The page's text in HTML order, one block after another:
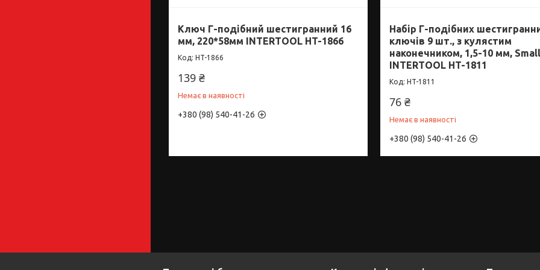
Ключ Г-подібний шестигранний 16
мм, 220*58мм INTERTOOL HT-1866
HT-1866
139 ₴
Немає в наявності
+380 (98) 540-41-26
Набір Г-подібних
ключів 9 шт., з кулястим
наконечником, 1,5-10 мм,
INTERTOOL HT-1811
HT-1811
76 ₴
Немає в наявності
+380 (98) 540-41-26